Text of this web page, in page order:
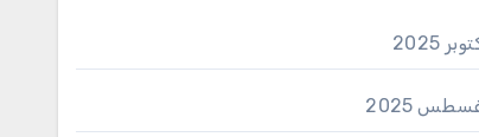
2025
2025